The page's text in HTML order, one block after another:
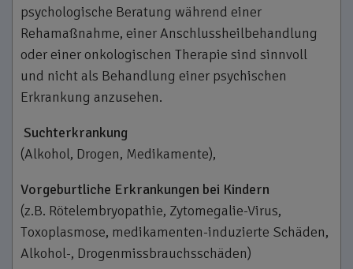
psychologische Beratung während einer
Rehamaßnahme, einer Anschlussheilbehandlung
oder einer onkologischen Therapie sind sinnvoll
und nicht als Behandlung einer psychischen
Erkrankung anzusehen.
Suchterkrankung
(Alkohol, Drogen, Medikamente),
Vorgeburtliche Erkrankungen bei Kindern
(z.B. Rötelembryopathie, Zytomegalie-­Virus,
Toxoplasmose, medikamenten-induzierte Schäden,
Alkohol-, Drogenmissbrauchsschäden)